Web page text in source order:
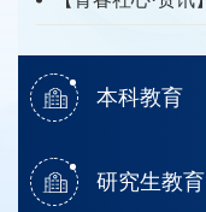
本科教育
研究生教育